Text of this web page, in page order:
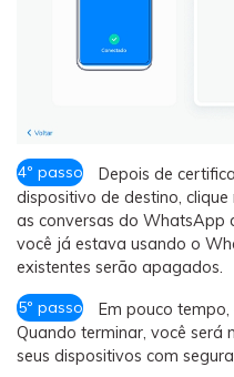
4º passo
Depois de
dispositivo de destino,
as conversas do WhatsApp
você já estava usando o
existentes serão apagados.
5º passo
Em pouco
Quando terminar, você
seus dispositivos com